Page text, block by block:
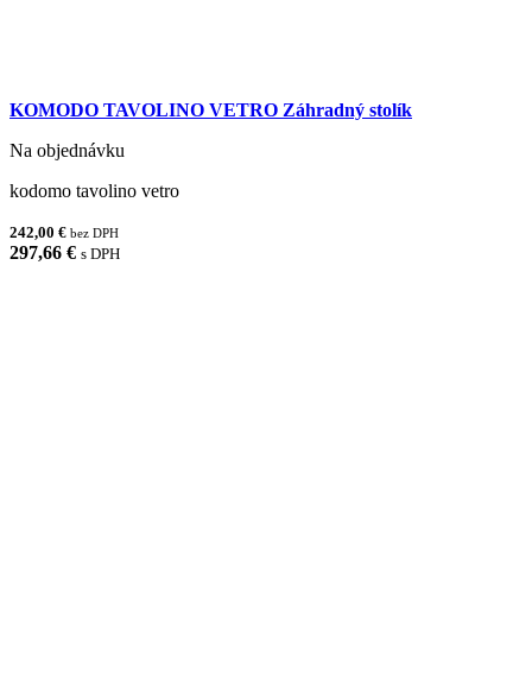
KOMODO TAVOLINO VETRO Záhradný stolík
Na objednávku
kodomo tavolino vetro
242,00 € bez DPH
297,66 € s DPH